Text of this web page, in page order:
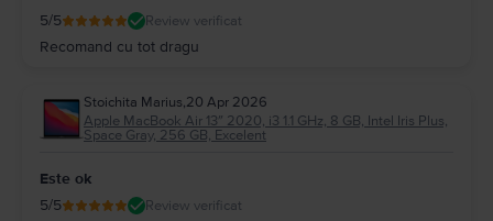
5/5 Review verificat
Recomand cu tot dragu
Stoichita Marius,20 Apr 2026
Apple MacBook Air 13″ 2020, i3 1.1 GHz, 8 GB, Intel Iris Plus,
Space Gray, 256 GB, Excelent
Este ok
5/5 Review verificat